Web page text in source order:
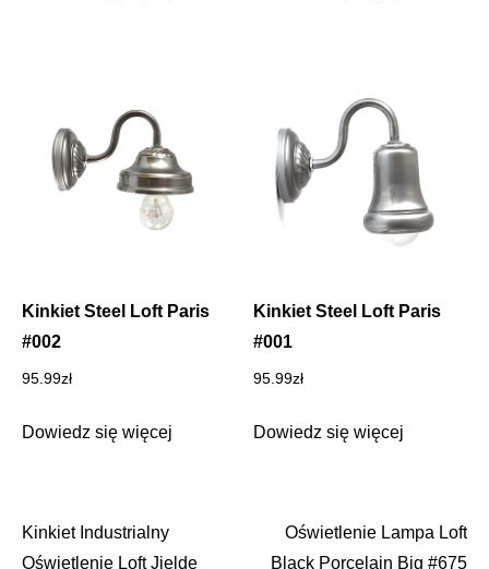
Kinkiet Steel Loft Paris
#002
95.99zł
Dowiedz się więcej
Kinkiet Steel Loft Paris
#001
95.99zł
Dowiedz się więcej
Nawigacja
Kinkiet Industrialny
Oświetlenie Loft Jielde
Oświetlenie Lampa Loft
Black Porcelain Big #675